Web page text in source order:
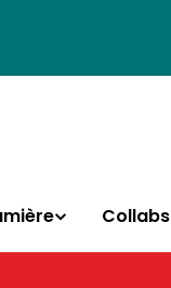
Collabs